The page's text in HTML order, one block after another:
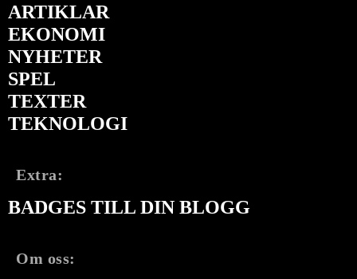
ARTIKLAR
EKONOMI
NYHETER
SPEL
TEXTER
TEKNOLOGI
Extra:
BADGES TILL DIN BLOGG
Om oss: